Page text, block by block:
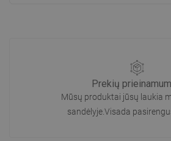
Prekių
Mūsų produktai jūsų laukia
sandėlyje.Visada